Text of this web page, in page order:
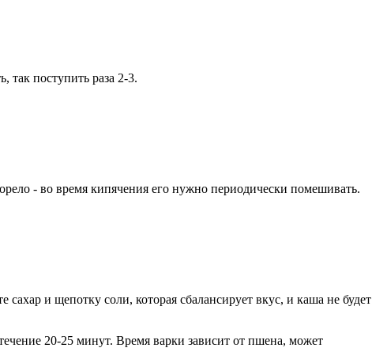
поступить раза 2-3.
- во время кипячения его нужно периодически помешивать.
и щепотку соли, которая сбалансирует вкус, и каша не будет
20-25 минут. Время варки зависит от пшена, может